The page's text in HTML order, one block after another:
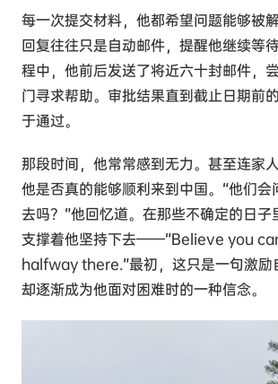
每一次提交材料，他都希望问题能够被
回复往往只是自动邮件，提醒他继续等
程中，他前后发送了将近六十封邮件，
门寻求帮助。审批结果直到截止日期前
于通过。
那段时间，他常常感到无力。甚至连家
他是否真的能够顺利来到中国。“他们会
去吗？”他回忆道。在那些不确定的日子
支撑着他坚持下去——“Believe you
halfway there.”最初，这只是一句激励
却逐渐成为他面对困难时的一种信念。